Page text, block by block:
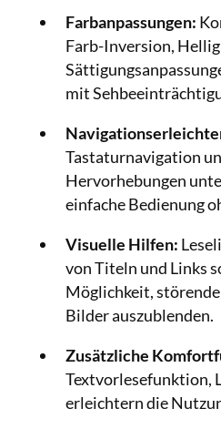
Farbanpassungen:
Farb-Inversion,
mit
Tastaturnavigation
Hervorhebungen
einfache Bedienung
Visuelle Hilfen:
von Titeln und Links
Möglichkeit,
Bilder auszublenden.
Zusätzliche
Textvorlesefunktion,
erleichtern die